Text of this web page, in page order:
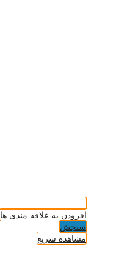
افزودن به علاقه مندی ها
سنجش
مشاهده سریع